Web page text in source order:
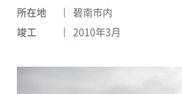
所在地
碧南市内
竣工
2010年3月